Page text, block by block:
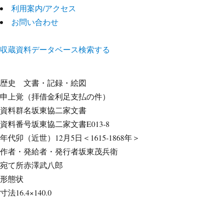
利用案内/アクセス
お問い合わせ
収蔵資料データベース検索する
歴史 文書・記録・絵図
申上覚（拝借金利足支払の件）
資料群名坂東協二家文書
資料番号坂東協二家文書E013-8
年代卯（近世）12月5日＜1615-1868年＞
作者・発給者・発行者坂東茂兵衛
宛て所赤澤武八郎
形態状
寸法16.4×140.0